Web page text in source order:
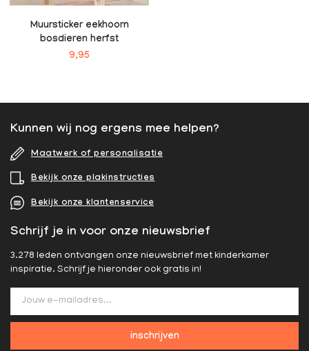
Muursticker eekhoorn
bosdieren herfst
9,95
Kunnen wij nog ergens mee helpen?
Maatwerk of personalisatie
Bekijk onze plakinstructies
Bekijk onze klantenservice
Schrijf je in voor onze nieuwsbrief
3.278 leden ontvangen onze nieuwsbrief met kinderkamer
inspiratie. Schrijf je hieronder ook gratis in!
inschrijven